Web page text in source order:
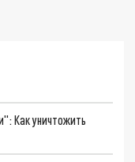
Как уничтожить